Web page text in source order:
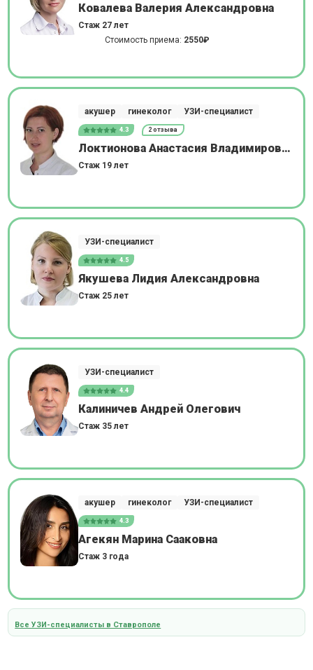
Ковалева Валерия Александровна
Стаж 27 лет
Стоимость приема: 2550₽
акушер гинеколог УЗИ-специалист
4.3 2 отзыва
Локтионова Анастасия Владимировна
Стаж 19 лет
УЗИ-специалист
4.5
Якушева Лидия Александровна
Стаж 25 лет
УЗИ-специалист
4.4
Калиничев Андрей Олегович
Стаж 35 лет
акушер гинеколог УЗИ-специалист
4.3
Агекян Марина Сааковна
Стаж 3 года
Все УЗИ-специалисты в Ставрополе